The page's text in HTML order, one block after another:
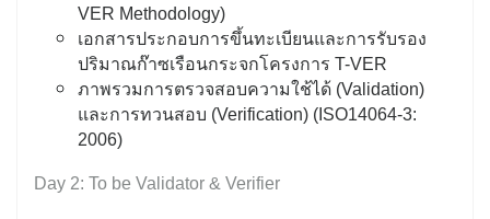
VER Methodology)
เอกสารประกอบการขึ้นทะเบียนและการรับรอง
ปริมาณก๊าซเรือนกระจกโครงการ T-VER
ภาพรวมการตรวจสอบความใช้ได้ (Validation)
และการทวนสอบ (Verification) (ISO14064-3:
2006)
Day 2: To be Validator & Verifier